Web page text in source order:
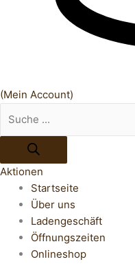
(Mein Account)
Aktionen
Startseite
Über uns
Ladengeschäft
Öffnungszeiten
Onlineshop